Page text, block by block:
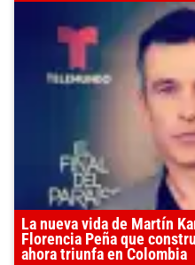
La nueva vida de Martín
Florencia Peña que
ahora triunfa en Colombia